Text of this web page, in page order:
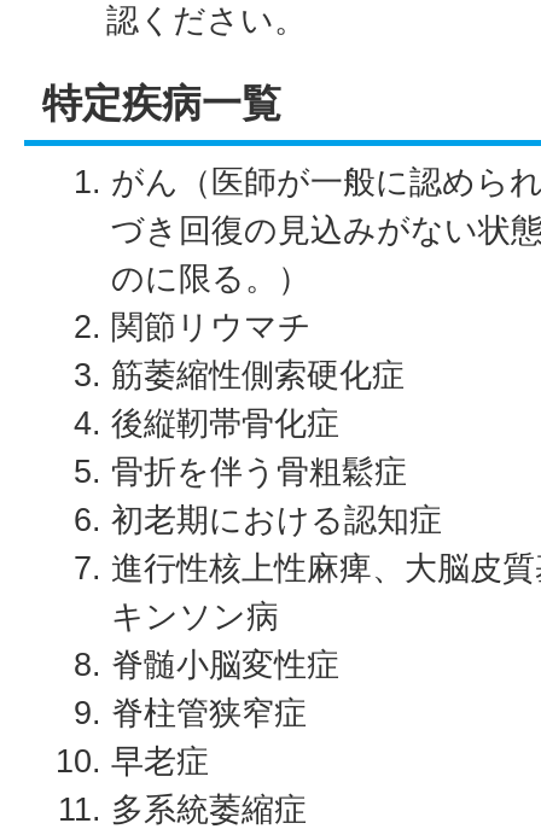
認ください。
特定疾病一覧
がん（医師が一般に認めら
づき回復の見込みがない状
のに限る。）
関節リウマチ
筋萎縮性側索硬化症
後縦靭帯骨化症
骨折を伴う骨粗鬆症
初老期における認知症
進行性核上性麻痺、大脳皮
キンソン病
脊髄小脳変性症
脊柱管狭窄症
早老症
多系統萎縮症